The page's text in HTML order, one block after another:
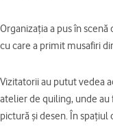
Organizaţia a pus în
cu care a primit musafiri
Vizitatorii au putut vedea
atelier de quiling, unde
pictură şi desen. În